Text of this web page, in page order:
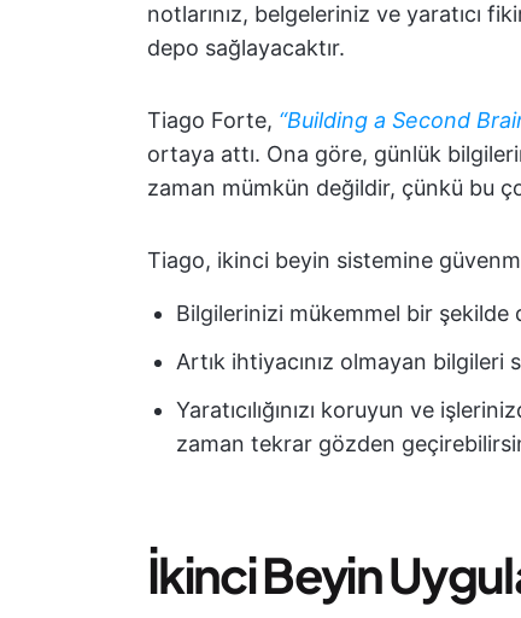
notlarınız, belgeleriniz ve yaratıcı
depo sağlayacaktır.
Tiago Forte, “Building a Second
ortaya attı. Ona göre, günlük
zaman mümkün değildir, çünkü bu
Tiago, ikinci beyin sistemine
Bilgilerinizi mükemmel bir şekilde
Artık ihtiyacınız olmayan bilgileri
Yaratıcılığınızı koruyun ve
zaman tekrar gözden
İkinci Beyin